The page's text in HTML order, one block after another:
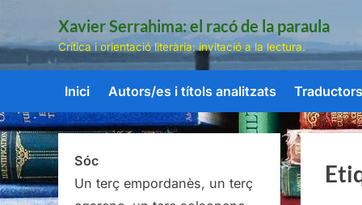
Skip
content
Xavier Serrahima: el racó de la paraula
Crítica i orientació literària: invitació a la lectura.
Inici Autors/es i títols analitzats
Sóc
Un terç empordanès, un terç